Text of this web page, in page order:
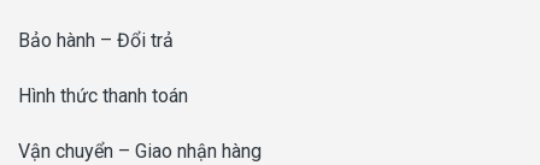
Bảo hành – Đổi trả
Hình thức thanh toán
Vận chuyển – Giao nhận hàng